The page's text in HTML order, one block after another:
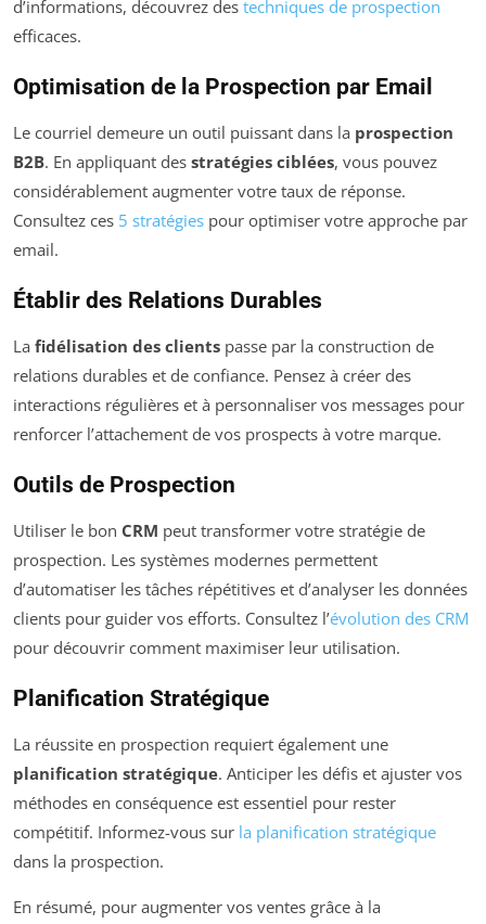
d’informations, découvrez des techniques de prospection
efficaces.
Optimisation de la Prospection par Email
Le courriel demeure un outil puissant dans la prospection
B2B. En appliquant des stratégies ciblées, vous pouvez
considérablement augmenter votre taux de réponse.
Consultez ces 5 stratégies pour optimiser votre approche par
email.
Établir des Relations Durables
La fidélisation des clients passe par la construction de
relations durables et de confiance. Pensez à créer des
interactions régulières et à personnaliser vos messages pour
renforcer l’attachement de vos prospects à votre marque.
Outils de Prospection
Utiliser le bon CRM peut transformer votre stratégie de
prospection. Les systèmes modernes permettent
d’automatiser les tâches répétitives et d’analyser les données
clients pour guider vos efforts. Consultez l’évolution des CRM
pour découvrir comment maximiser leur utilisation.
Planification Stratégique
La réussite en prospection requiert également une
planification stratégique. Anticiper les défis et ajuster vos
méthodes en conséquence est essentiel pour rester
compétitif. Informez-vous sur la planification stratégique
dans la prospection.
En résumé, pour augmenter vos ventes grâce à la